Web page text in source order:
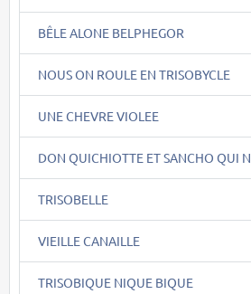
BÊLE ALONE BELPHEGOR
NOUS ON ROULE EN TRISOBYCLE
UNE CHEVRE VIOLEE
DON QUICHIOTTE ET SANCHO QUI N
TRISOBELLE
VIEILLE CANAILLE
TRISOBIQUE NIQUE BIQUE